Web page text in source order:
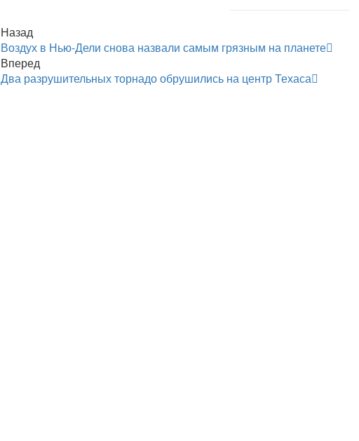
Назад
Воздух в Нью-Дели снова назвали самым грязным на планете
Вперед
Два разрушительных торнадо обрушились на центр Техаса